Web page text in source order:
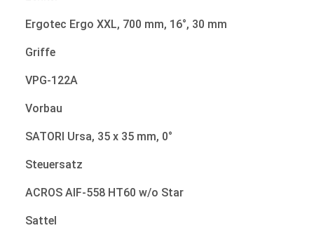
Ergotec Ergo XXL, 700 mm, 16°, 30 mm
Griffe
VPG-122A
Vorbau
SATORI Ursa, 35 x 35 mm, 0°
Steuersatz
ACROS AIF-558 HT60 w/o Star
Sattel